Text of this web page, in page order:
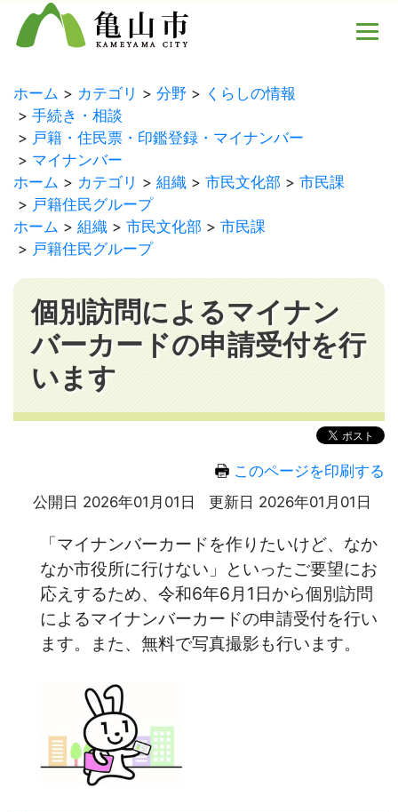
ホーム カテゴリ 分野
くらしの情報
手続き・相談
戸籍・住民票・印鑑登録・マイナンバー
マイナンバー
ホーム
カテゴリ 組織 市民文化部
市民課
戸籍住民グループ
ホーム
組織 市民文化部
市民課
戸籍住民グループ
個別訪問によるマイナン
バーカードの申請受付を行
います
このページを印刷する
公開日 2026年01月01日
更新日 2026年01月01日
「マイナンバーカードを作りたいけど、なか
なか市役所に行けない」といったご要望にお
応えするため、令和6年6月1日から個別訪問
によるマイナンバーカードの申請受付を行い
ます。また、無料で写真撮影も行います。